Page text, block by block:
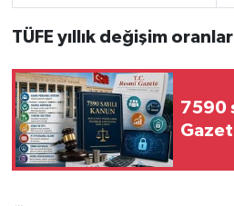
TÜFE yıllık değişim
7590